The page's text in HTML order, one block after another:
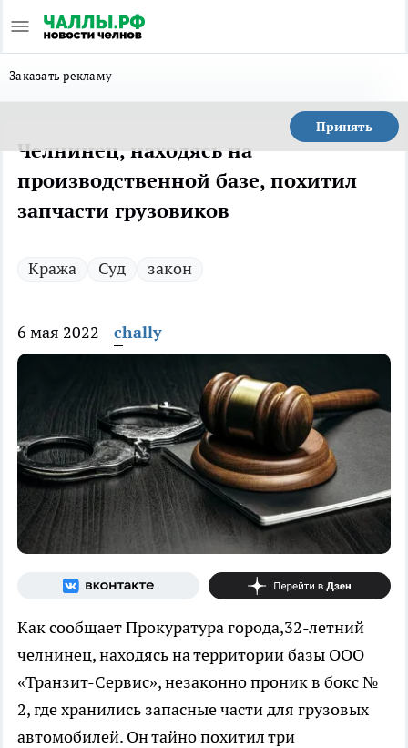
Заказать рекламу
Принять
Челнинец, находясь на
производственной базе, похитил
запчасти грузовиков
Кража Суд закон
6 мая 2022 chally
Как сообщает Прокуратура города,32-летний
челнинец, находясь на территории базы ООО
«Транзит-Сервис», незаконно проник в бокс №
2, где хранились запасные части для грузовых
автомобилей. Он тайно похитил три